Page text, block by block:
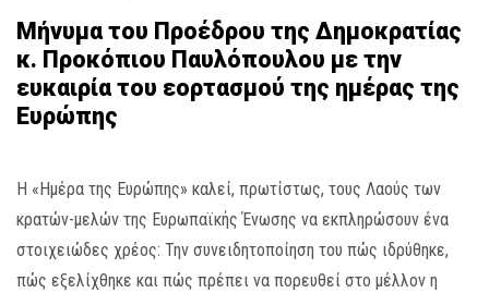
Μήνυμα του Προέδρου της Δημοκρατίας
κ. Προκόπιου Παυλόπουλου με την
ευκαιρία του εορτασμού της ημέρας της
Ευρώπης
Η «Ημέρα της Ευρώπης» καλεί, πρωτίστως, τους Λαούς των
κρατών-μελών της Ευρωπαϊκής Ένωσης να εκπληρώσουν ένα
στοιχειώδες χρέος: Την συνειδητοποίηση του πώς ιδρύθηκε,
πώς εξελίχθηκε και πώς πρέπει να πορευθεί στο μέλλον η